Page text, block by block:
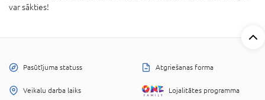
var sākties!
Pasūtījuma statuss Atgriešanas forma
Veikalu darba laiks Lojalitātes programma